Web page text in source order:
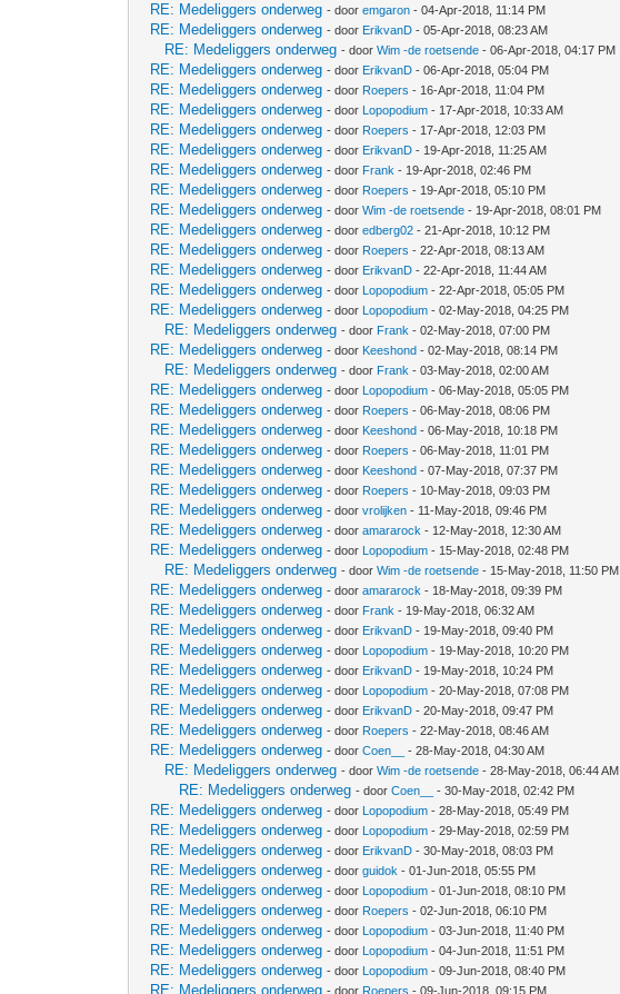
RE: Medeliggers onderweg - dooremgaron - 04-Apr-2018, 11:14 PM
RE: Medeliggers onderweg - door ErikvanD - 05-Apr-2018, 08:23 AM
RE: Medeliggers onderweg - doorWim -de roetsende - 06-Apr-2018, 04:17 PM
RE: Medeliggers onderweg - door ErikvanD - 06-Apr-2018, 05:04 PM
RE: Medeliggers onderweg - door Roepers - 16-Apr-2018, 11:04 PM
RE: Medeliggers onderweg - door Lopopodium - 17-Apr-2018, 10:33 AM
RE: Medeliggers onderweg - door Roepers - 17-Apr-2018, 12:03 PM
RE: Medeliggers onderweg - door ErikvanD - 19-Apr-2018, 11:25 AM
RE: Medeliggers onderweg - door Frank - 19-Apr-2018, 02:46 PM
RE: Medeliggers onderweg - door Roepers - 19-Apr-2018, 05:10 PM
RE: Medeliggers onderweg - doorWim -de roetsende - 19-Apr-2018, 08:01 PM
RE: Medeliggers onderweg - dooredberg02 - 21-Apr-2018, 10:12 PM
RE: Medeliggers onderweg - door Roepers - 22-Apr-2018, 08:13 AM
RE: Medeliggers onderweg - door ErikvanD - 22-Apr-2018, 11:44 AM
RE: Medeliggers onderweg - door Lopopodium - 22-Apr-2018, 05:05 PM
RE: Medeliggers onderweg - door Lopopodium - 02-May-2018, 04:25 PM
RE: Medeliggers onderweg - door Frank - 02-May-2018, 07:00 PM
RE: Medeliggers onderweg - door Keeshond - 02-May-2018, 08:14 PM
RE: Medeliggers onderweg - door Frank - 03-May-2018, 02:00 AM
RE: Medeliggers onderweg - door Lopopodium - 06-May-2018, 05:05 PM
RE: Medeliggers onderweg - door Roepers - 06-May-2018, 08:06 PM
RE: Medeliggers onderweg - door Keeshond - 06-May-2018, 10:18 PM
RE: Medeliggers onderweg - door Roepers - 06-May-2018, 11:01 PM
RE: Medeliggers onderweg - door Keeshond - 07-May-2018, 07:37 PM
RE: Medeliggers onderweg - door Roepers - 10-May-2018, 09:03 PM
RE: Medeliggers onderweg - doorvrolijken - 11-May-2018, 09:46 PM
RE: Medeliggers onderweg - dooramararock - 12-May-2018, 12:30 AM
RE: Medeliggers onderweg - door Lopopodium - 15-May-2018, 02:48 PM
RE: Medeliggers onderweg - doorWim -de roetsende - 15-May-2018, 11:50 PM
RE: Medeliggers onderweg - dooramararock - 18-May-2018, 09:39 PM
RE: Medeliggers onderweg - door Frank - 19-May-2018, 06:32 AM
RE: Medeliggers onderweg - door ErikvanD - 19-May-2018, 09:40 PM
RE: Medeliggers onderweg - door Lopopodium - 19-May-2018, 10:20 PM
RE: Medeliggers onderweg - door ErikvanD - 19-May-2018, 10:24 PM
RE: Medeliggers onderweg - door Lopopodium - 20-May-2018, 07:08 PM
RE: Medeliggers onderweg - door ErikvanD - 20-May-2018, 09:47 PM
RE: Medeliggers onderweg - door Roepers - 22-May-2018, 08:46 AM
RE: Medeliggers onderweg - doorCoen__ - 28-May-2018, 04:30 AM
RE: Medeliggers onderweg - doorWim -de roetsende - 28-May-2018, 06:44 AM
RE: Medeliggers onderweg - doorCoen__ - 30-May-2018, 02:42 PM
RE: Medeliggers onderweg - door Lopopodium - 28-May-2018, 05:49 PM
RE: Medeliggers onderweg - door Lopopodium - 29-May-2018, 02:59 PM
RE: Medeliggers onderweg - door ErikvanD - 30-May-2018, 08:03 PM
RE: Medeliggers onderweg - doorguidok - 01-Jun-2018, 05:55 PM
RE: Medeliggers onderweg - door Lopopodium - 01-Jun-2018, 08:10 PM
RE: Medeliggers onderweg - door Roepers - 02-Jun-2018, 06:10 PM
RE: Medeliggers onderweg - door Lopopodium - 03-Jun-2018, 11:40 PM
RE: Medeliggers onderweg - door Lopopodium - 04-Jun-2018, 11:51 PM
RE: Medeliggers onderweg - door Lopopodium - 09-Jun-2018, 08:40 PM
RE: Medeliggers onderweg - door Roepers - 09-Jun-2018, 09:15 PM